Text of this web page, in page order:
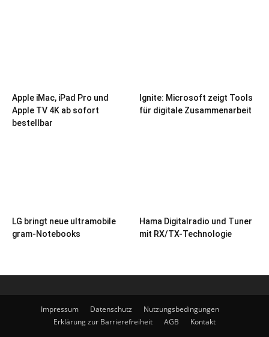
Apple iMac, iPad Pro und
Apple TV 4K ab sofort
bestellbar
Ignite: Microsoft zeigt Tools
für digitale Zusammenarbeit
LG bringt neue ultramobile
gram-Notebooks
Hama Digitalradio und Tuner
mit RX/TX-Technologie
Impressum Datenschutz
Nutzungsbedingungen
Erklärung zur Barrierefreiheit
AGB Kontakt